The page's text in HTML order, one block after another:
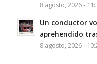
8 agosto, 2026 -
Un conductor
aprehendido
8 agosto, 2026 -